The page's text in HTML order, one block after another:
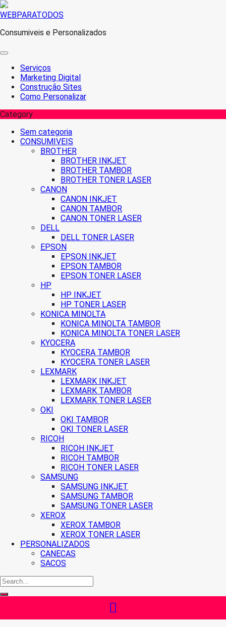
Skip
content
WEBPARATODOS
Consumiveis e Personalizados
Serviços
Marketing Digital
Construção Sites
Como Personalizar
Category
Sem categoria
CONSUMIVEIS
BROTHER
BROTHER INKJET
BROTHER TAMBOR
BROTHER TONER LASER
CANON
CANON INKJET
CANON TAMBOR
CANON TONER LASER
DELL
DELL TONER LASER
EPSON
EPSON INKJET
EPSON TAMBOR
EPSON TONER LASER
HP
HP INKJET
HP TONER LASER
KONICA MINOLTA
KONICA MINOLTA TAMBOR
KONICA MINOLTA TONER LASER
KYOCERA
KYOCERA TAMBOR
KYOCERA TONER LASER
LEXMARK
LEXMARK INKJET
LEXMARK TAMBOR
LEXMARK TONER LASER
OKI
OKI TAMBOR
OKI TONER LASER
RICOH
RICOH INKJET
RICOH TAMBOR
RICOH TONER LASER
SAMSUNG
SAMSUNG INKJET
SAMSUNG TAMBOR
SAMSUNG TONER LASER
XEROX
XEROX TAMBOR
XEROX TONER LASER
PERSONALIZADOS
CANECAS
SACOS